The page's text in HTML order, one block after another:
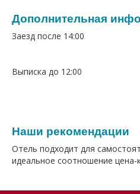
Дополнительная
Заезд после 14:00
Выписка до 12:00
Наши рекомендации
Отель подходит для
идеальное соотношение цена-